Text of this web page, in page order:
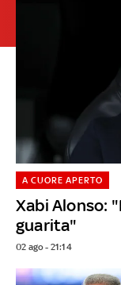
Xabi Alonso:
guarita"
A CUORE APERTO
02 ago - 21:14